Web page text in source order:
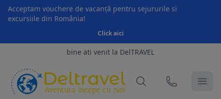
Acceptam vouchere de vacanță pentru sejururile si
excursiile din România!
Click aici
bine ati venit la DelTRAVEL